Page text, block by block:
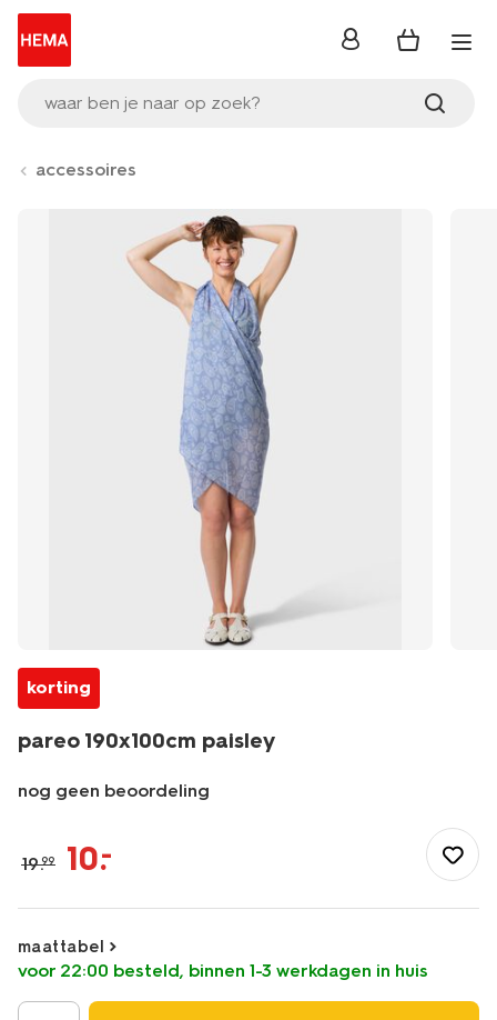
waar ben je naar op zoek?
inloggen
accessoires
korting
pareo 190x100cm paisley
nog geen beoordeling
190x100cm-
paisley-
19.99 10.–
maattabel
voor 22:00 besteld, binnen 1-3 werkdagen in huis